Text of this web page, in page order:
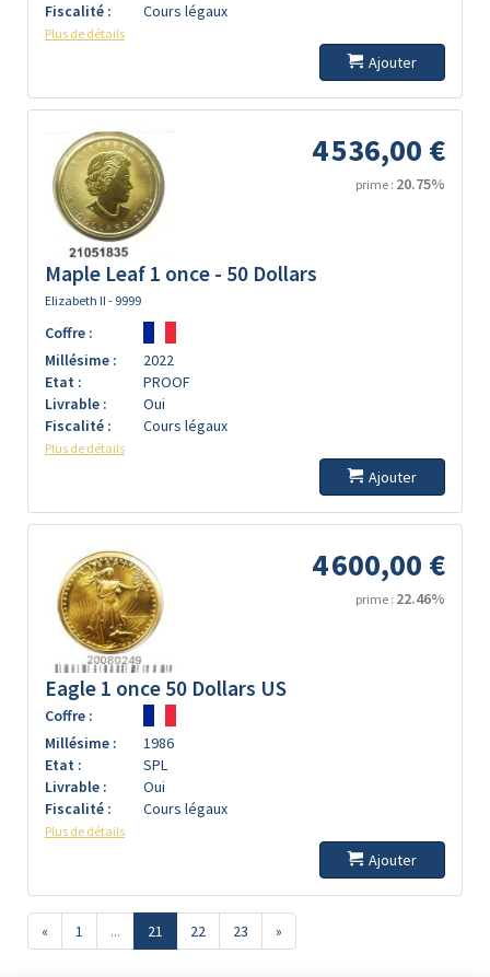
Fiscalité :
Cours légaux
Plus de détails
Ajouter
4 536,00 €
prime : 20.75%
Maple Leaf 1 once - 50 Dollars
Elizabeth II - 9999
Coffre :
Millésime :
2022
Etat :
PROOF
Livrable :
Oui
Fiscalité :
Cours légaux
Plus de détails
Ajouter
4 600,00 €
prime : 22.46%
Eagle 1 once 50 Dollars US
Coffre :
Millésime :
1986
Etat :
SPL
Livrable :
Oui
Fiscalité :
Cours légaux
Plus de détails
Ajouter
« 1 ... 21 22 23 »